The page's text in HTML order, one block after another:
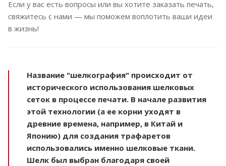
Если у вас есть вопросы или вы хотите заказать печать,
свяжитесь с нами — мы поможем воплотить ваши идеи
в жизнь!
Название "шелкография" происходит от
исторического использования шелковых
сеток в процессе печати. В начале развития
этой технологии (а ее корни уходят в
древние времена, например, в Китай и
Японию) для создания трафаретов
использовались именно шелковые ткани.
Шелк был выбран благодаря своей